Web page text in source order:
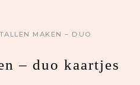
MAKEN – DUO
– duo kaartjes